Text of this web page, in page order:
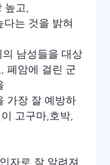
높고,
는 것을 밝혀
남성들을 대상
폐암에 걸린 군
가장 잘 예방하
고구마,호박,
자로 잘 알려져